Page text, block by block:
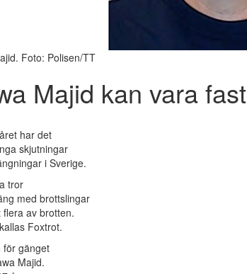
Foto: Polisen/TT
Majid kan vara fast
har det
skjutningar
i Sverige.
tror
med brottslingar
flera av brotten.
Foxtrot.
för gänget
Majid.